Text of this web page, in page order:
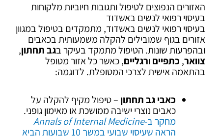
האזורים הנפוצים לטיפול ותגובות חיוביות מלקוחות
בעיסוי רפואי לנשים באשדוד
בעיסוי רפואי לנשים באשדוד, מתמקדים בטיפול במגוון
אזורים בגוף שמובילים להקלה משמעותית בכאבים
ובהפרעות שונות. הטיפול מתמקד בעיקר בגב תחתון,
צוואר, כתפייםורגליים, כאשר כל אזור מטופל
בהתאמה אישית לצרכי המטופלת. לדוגמה:
כאבי גב תחתון – טיפול מקיף להקלה על
כאבים נוצרי ישיבה ממושכת או מאימון גופני.
מחקר ב-Annals of Internal Medicine
הראה שעיסוי שבועי במשך 10 שבועות הביא